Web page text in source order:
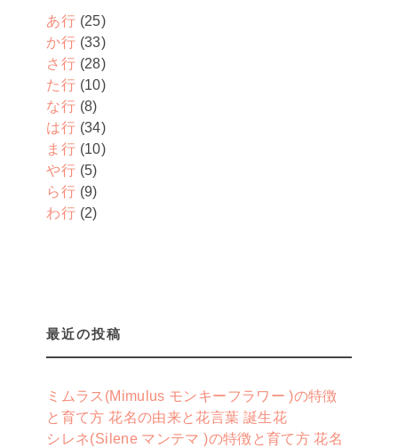
あ行 (25)
か行 (33)
さ行 (28)
た行 (10)
な行 (8)
は行 (34)
ま行 (10)
や行 (5)
ら行 (9)
わ行 (2)
最近の投稿
ミムラス(Mimulus モンキーフラワー )の特徴
と育て方 花名の由来と花言葉 誕生花
シレネ(Silene マンテマ )の特徴と育て方 花名